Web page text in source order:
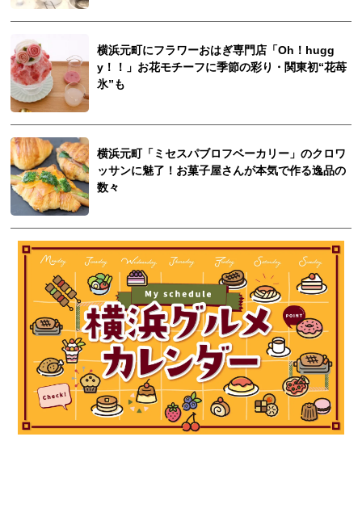
横浜元町にフラワーおはぎ専門店「Oh！hugg
y！！」お花モチーフに季節の彩り・関東初“花苺
氷”も
横浜元町「ミセスパブロフベーカリー」のクロワ
ッサンに魅了！お菓子屋さんが本気で作る逸品の
数々